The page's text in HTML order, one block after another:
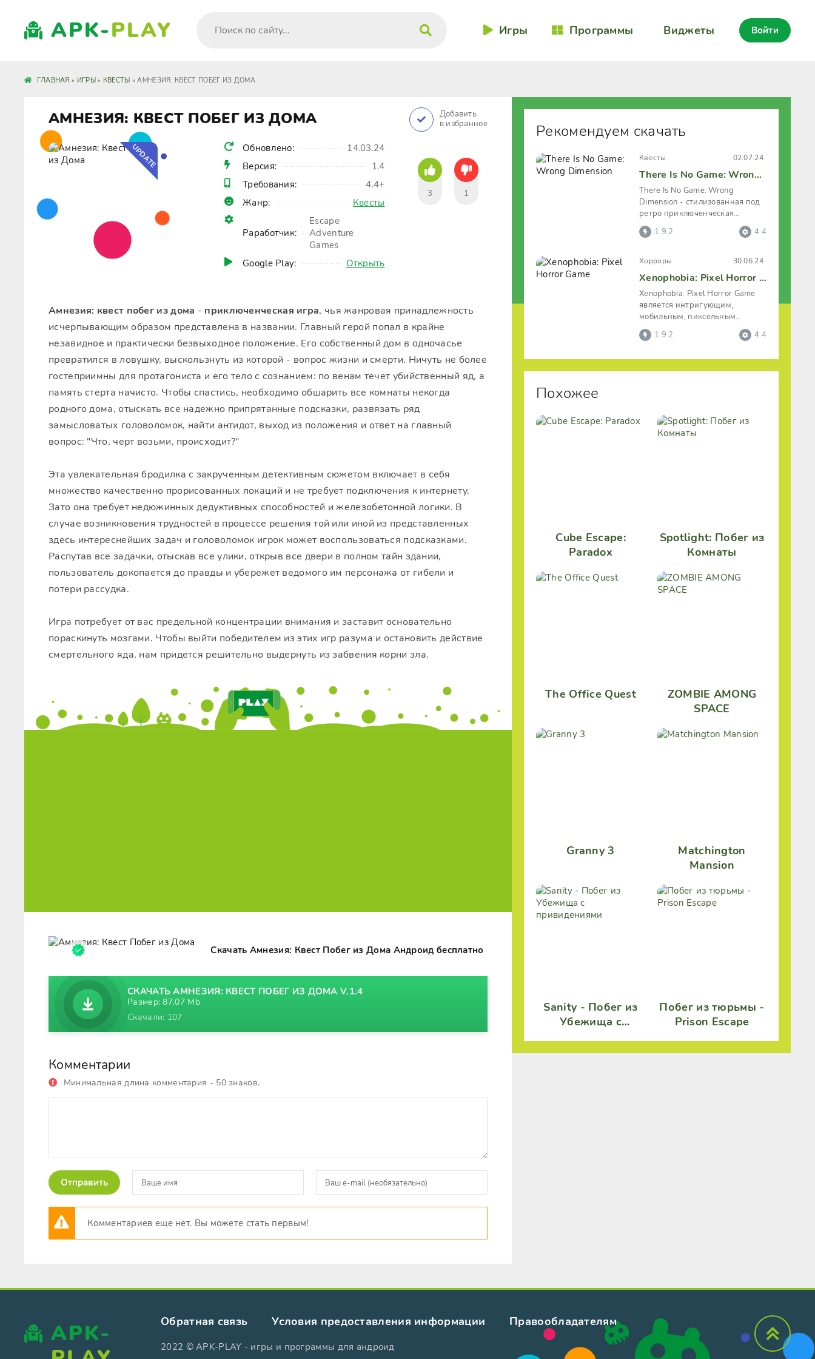
APK-PLAY Игры Программы Виджеты Войти
ГЛАВНАЯ » ИГРЫ» КВЕСТЫ » АМНЕЗИЯ: КВЕСТ ПОБЕГ ИЗ ДОМА
АМНЕЗИЯ: КВЕСТ ПОБЕГ ИЗ ДОМА
Обновлено:
14.03.24
Версия:
1.4
Требования:
4.4+
Жанр:
Квесты
Раработчик:
Escape
Adventure
Games
Google Play:
Открыть
UPDATE
Добавить
в избранное
3 1
Амнезия: квест побег из дома - приключенческая игра, чья жанровая принадлежность
исчерпывающим образом представлена в названии. Главный герой попал в крайне
незавидное и практически безвыходное положение. Его собственный дом в одночасье
превратился в ловушку, выскользнуть из которой - вопрос жизни и смерти. Ничуть не более
гостеприимны для протагониста и его тело с сознанием: по венам течет убийственный яд, а
память стерта начисто. Чтобы спастись, необходимо обшарить все комнаты некогда
родного дома, отыскать все надежно припрятанные подсказки, развязать ряд
замысловатых головоломок, найти антидот, выход из положения и ответ на главный
вопрос: "Что, черт возьми, происходит?"
Эта увлекательная бродилка с закрученным детективным сюжетом включает в себя
множество качественно прорисованных локаций и не требует подключения к интернету.
Зато она требует недюжинных дедуктивных способностей и железобетонной логики. В
случае возникновения трудностей в процессе решения той или иной из представленных
здесь интереснейших задач и головоломок игрок может воспользоваться подсказками.
Распутав все задачки, отыскав все улики, открыв все двери в полном тайн здании,
пользователь докопается до правды и убережет ведомого им персонажа от гибели и
потери рассудка.
Игра потребует от вас предельной концентрации внимания и заставит основательно
пораскинуть мозгами. Чтобы выйти победителем из этих игр разума и остановить действие
смертельного яда, нам придется решительно выдернуть из забвения корни зла.
Скачать Амнезия: Квест Побег из Дома Андроид бесплатно
СКАЧАТЬ АМНЕЗИЯ: КВЕСТ ПОБЕГ ИЗ ДОМА V.1.4
Размер: 87,07 Mb
Скачали: 107
Комментарии
Минимальная длина комментария - 50 знаков.
Отправить
Комментариев еще нет. Вы можете стать первым!
Рекомендуем скачать
Квесты 02.07.24
There Is No Game: Wrong Dimension
There Is No Game: Wrong
Dimension - стилизованная под
ретро приключенческая
квестовая игра. В которой
пользователь
1.9.2 4.4
Хорроры 30.06.24
Xenophobia: Pixel Horror Game
Xenophobia: Pixel Horror Game
является интригующим,
мобильным, пиксельным
хоррор-квестом, имеющим
будоражащую и
1.9.2 4.4
Похожее
Cube Escape:
Paradox
Spotlight: Побег из
Комнаты
The Office Quest
ZOMBIE AMONG
SPACE
Granny 3
Matchington
Mansion
Sanity - Побег из
Убежища с
Побег из тюрьмы -
Prison Escape
APK-
Обратная связь Условия предоставления информации Правообладателям
2022 © APK-PLAY - игры и программы для андроид